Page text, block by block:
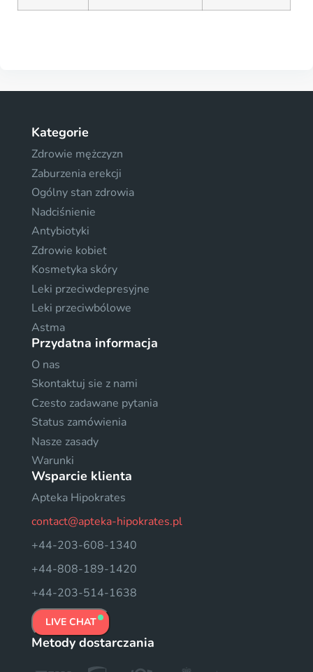
Kategorie
Zdrowie mężczyzn
Zaburzenia erekcji
Ogólny stan zdrowia
Nadciśnienie
Antybiotyki
Zdrowie kobiet
Kosmetyka skóry
Leki przeciwdepresyjne
Leki przeciwbólowe
Astma
Przydatna informacja
O nas
Skontaktuj sie z nami
Czesto zadawane pytania
Status zamówienia
Nasze zasady
Warunki
Wsparcie klienta
Apteka Hipokrates
contact@apteka-hipokrates.pl
+44-203-608-1340
+44-808-189-1420
+44-203-514-1638
LIVE CHAT
Metody dostarczania